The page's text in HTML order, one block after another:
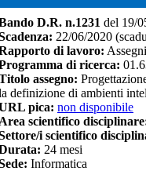
D.R. n.1231 del 19/
22/06/2020
di lavoro:
di ricerca:
assegno:
definizione di ambienti
pica: non disponibile
scientifico
i scientifico
24 mesi
Informatica